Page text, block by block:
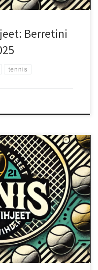
Griekspoor
Berretini
tennis
toisella kierroksella
Nardi (ranking 85).
mutta Alcaraz lähtee
korkeamman tasonsa ja
kovakenttä sopii hyvin
Nardi pystyy
täydellisesti. Testaa
reiluilla eduilla!
kiertueen parhaista
ja monipuolisiin
otteluita